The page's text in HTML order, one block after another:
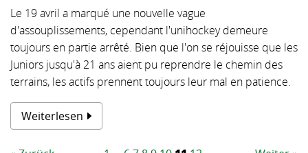
Le 19 avril a marqué une nouvelle vague
d'assouplissements, cependant l'unihockey demeure
toujours en partie arrêté. Bien que l'on se réjouisse que les
Juniors jusqu'à 21 ans aient pu reprendre le chemin des
terrains, les actifs prennent toujours leur mal en patience.
Weiterlesen